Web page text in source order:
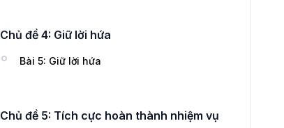
Chủ đề 4: Giữ lời hứa
Bài 5: Giữ lời hứa
Chủ đề 5: Tích cực hoàn thành nhiệm vụ